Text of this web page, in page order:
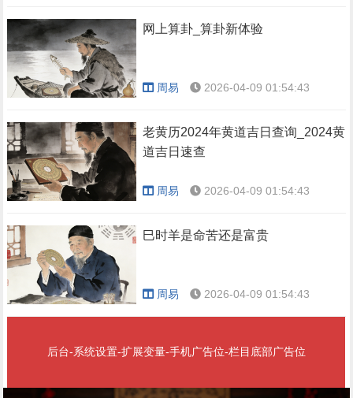
网上算卦_算卦新体验
周易 2026-04-09 01:54:43
老黄历2024年黄道吉日查询_2024黄
道吉日速查
周易 2026-04-09 01:54:43
巳时羊是命苦还是富贵
周易 2026-04-09 01:54:43
后台-系统设置-扩展变量-手机广告位-栏目底部广告位